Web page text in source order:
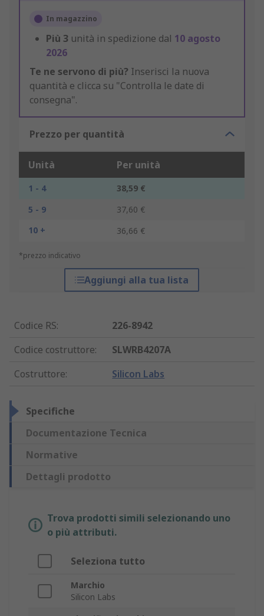
In magazzino
Più 3 unità in spedizione dal 10 agosto
2026
Te ne servono di più? Inserisci la nuova
quantità e clicca su "Controlla le date di
consegna".
Prezzo per quantità
Unità Per unità
1 - 4
38,59 €
5 - 9
37,60 €
10 +
36,66 €
*prezzo indicativo
Aggiungi alla tua lista
Codice RS:
226-8942
Codice costruttore:
SLWRB4207A
Costruttore: Silicon Labs
Specifiche
Documentazione Tecnica
Normative
Dettagli prodotto
Trova prodotti simili selezionando uno
o più attributi.
Seleziona tutto
Marchio
Silicon Labs